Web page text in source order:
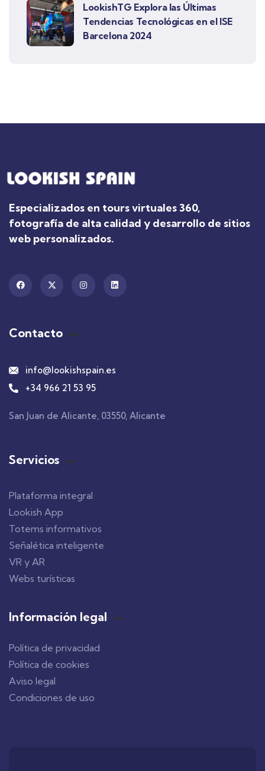
LookishTG Explora las Últimas
Tendencias Tecnológicas en el ISE
Barcelona 2024
Especializados en tours virtuales 360,
fotografía de alta calidad y desarrollo de sitios
web personalizados.
Contacto
info@lookishspain.es
+34 966 21 53 95
San Juan de Alicante, 03550, Alicante
Servicios
Plataforma integral
Lookish App
Totems informativos
Señalética inteligente
VR y AR
Webs turísticas
Información legal
Política de privacidad
Política de cookies
Aviso legal
Condiciones de uso